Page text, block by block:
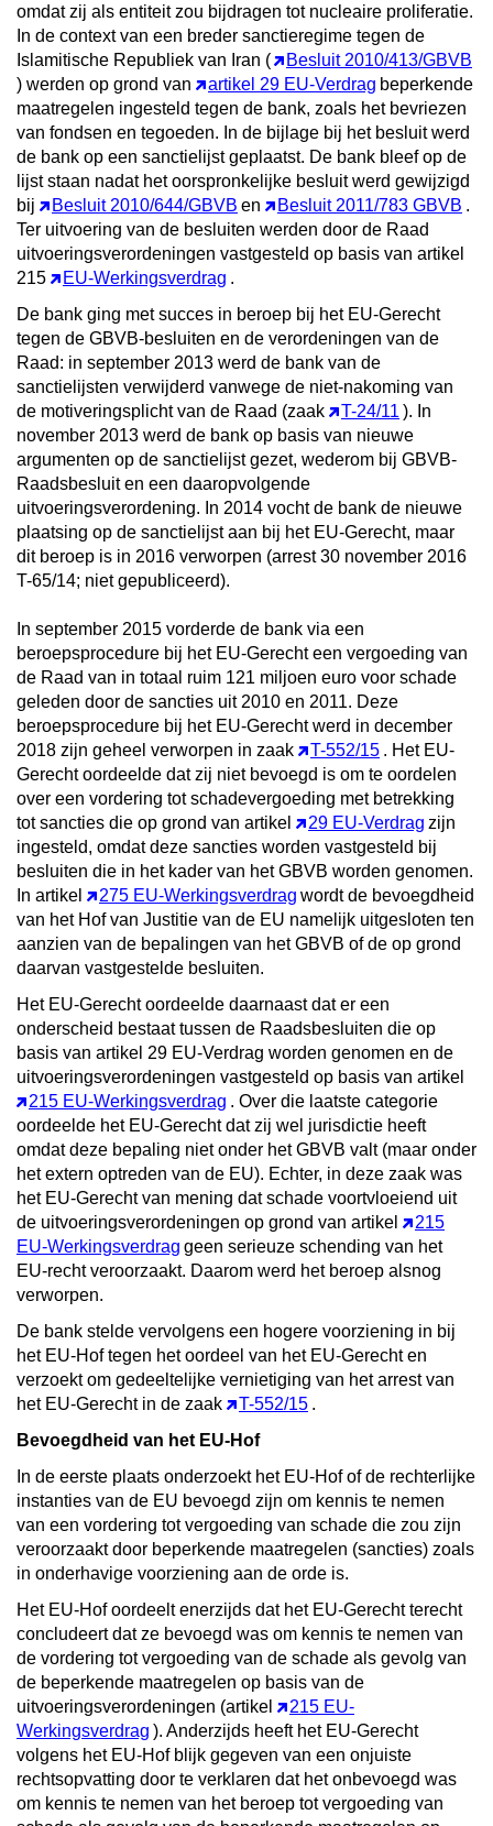
omdat zij als entiteit zou bijdragen tot nucleaire proliferatie.
In de context van een breder sanctieregime tegen de
Islamitische Republiek van Iran (
Besluit 2010/413/GBVB
) werden op grond van
artikel 29 EU-Verdrag beperkende
maatregelen ingesteld tegen de bank, zoals het bevriezen
van fondsen en tegoeden. In de bijlage bij het besluit werd
de bank op een sanctielijst geplaatst. De bank bleef op de
lijst staan nadat het oorspronkelijke besluit werd gewijzigd
bij
Besluit 2010/644/GBVB en Besluit 2011/783 GBVB .
Ter uitvoering van de besluiten werden door de Raad
uitvoeringsverordeningen vastgesteld op basis van artikel
215
EU-Werkingsverdrag .
De bank ging met succes in beroep bij het EU-Gerecht
tegen de GBVB-besluiten en de verordeningen van de
Raad: in september 2013 werd de bank van de
sanctielijsten verwijderd vanwege de niet-nakoming van
de motiveringsplicht van de Raad (zaak
T-24/11 ). In
november 2013 werd de bank op basis van nieuwe
argumenten op de sanctielijst gezet, wederom bij GBVB-
Raadsbesluit en een daaropvolgende
uitvoeringsverordening. In 2014 vocht de bank de nieuwe
plaatsing op de sanctielijst aan bij het EU-Gerecht, maar
dit beroep is in 2016 verworpen (arrest 30 november 2016
T-65/14; niet gepubliceerd).
In september 2015 vorderde de bank via een
beroepsprocedure bij het EU-Gerecht een vergoeding van
de Raad van in totaal ruim 121 miljoen euro voor schade
geleden door de sancties uit 2010 en 2011. Deze
beroepsprocedure bij het EU-Gerecht werd in december
2018 zijn geheel verworpen in zaak
T-552/15 . Het EU-
Gerecht oordeelde dat zij niet bevoegd is om te oordelen
over een vordering tot schadevergoeding met betrekking
tot sancties die op grond van artikel
29 EU-Verdrag zijn
ingesteld, omdat deze sancties worden vastgesteld bij
besluiten die in het kader van het GBVB worden genomen.
In artikel
275 EU-Werkingsverdrag wordt de bevoegdheid
van het Hof van Justitie van de EU namelijk uitgesloten ten
aanzien van de bepalingen van het GBVB of de op grond
daarvan vastgestelde besluiten.
Het EU-Gerecht oordeelde daarnaast dat er een
onderscheid bestaat tussen de Raadsbesluiten die op
basis van artikel 29 EU-Verdrag worden genomen en de
uitvoeringsverordeningen vastgesteld op basis van artikel
215 EU-Werkingsverdrag . Over die laatste categorie
oordeelde het EU-Gerecht dat zij wel jurisdictie heeft
omdat deze bepaling niet onder het GBVB valt (maar onder
het extern optreden van de EU). Echter, in deze zaak was
het EU-Gerecht van mening dat schade voortvloeiend uit
de uitvoeringsverordeningen op grond van artikel
215
EU-Werkingsverdrag geen serieuze schending van het
EU-recht veroorzaakt. Daarom werd het beroep alsnog
verworpen.
De bank stelde vervolgens een hogere voorziening in bij
het EU-Hof tegen het oordeel van het EU-Gerecht en
verzoekt om gedeeltelijke vernietiging van het arrest van
het EU-Gerecht in de zaak
T-552/15 .
Bevoegdheid van het EU-Hof
In de eerste plaats onderzoekt het EU-Hof of de rechterlijke
instanties van de EU bevoegd zijn om kennis te nemen
van een vordering tot vergoeding van schade die zou zijn
veroorzaakt door beperkende maatregelen (sancties) zoals
in onderhavige voorziening aan de orde is.
Het EU-Hof oordeelt enerzijds dat het EU-Gerecht terecht
concludeert dat ze bevoegd was om kennis te nemen van
de vordering tot vergoeding van de schade als gevolg van
de beperkende maatregelen op basis van de
uitvoeringsverordeningen (artikel
215 EU-
Werkingsverdrag ). Anderzijds heeft het EU-Gerecht
volgens het EU-Hof blijk gegeven van een onjuiste
rechtsopvatting door te verklaren dat het onbevoegd was
om kennis te nemen van het beroep tot vergoeding van